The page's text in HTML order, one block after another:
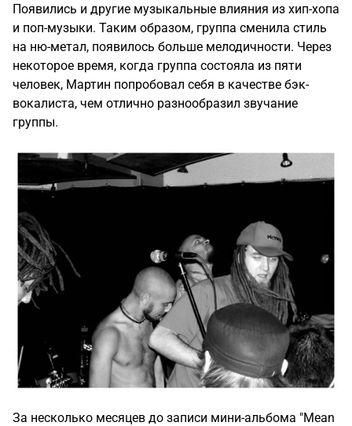
Появились и другие музыкальные влияния из хип-хопа
и поп-музыки. Таким образом, группа сменила стиль
на ню-метал, появилось больше мелодичности. Через
некоторое время, когда группа состояла из пяти
человек, Мартин попробовал себя в качестве бэк-
вокалиста, чем отлично разнообразил звучание
группы.
За несколько месяцев до записи мини-альбома "Mean